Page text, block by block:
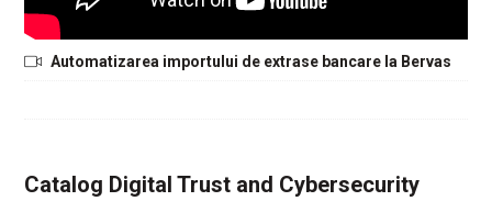
Automatizarea importului de extrase bancare la Bervas
Catalog Digital Trust and Cybersecurity